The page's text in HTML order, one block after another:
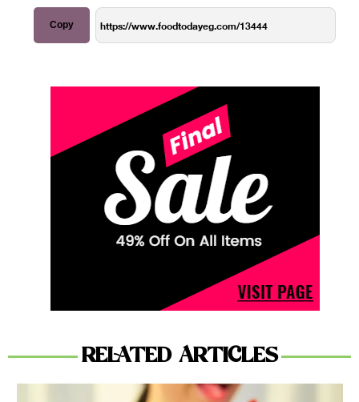
Copy
RELATED ARTICLES